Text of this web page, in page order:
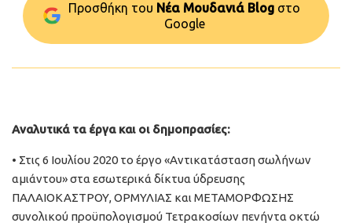
Προσθήκη του Νέα Μουδανιά Blog στo
Google
Αναλυτικά τα έργα και οι δημοπρασίες:
• Στις 6 Ιουλίου 2020 το έργο «Αντικατάσταση σωλήνων
αμιάντου» στα εσωτερικά δίκτυα ύδρευσης
ΠΑΛΑΙΟΚΑΣΤΡΟΥ, ΟΡΜΥΛΙΑΣ και ΜΕΤΑΜΟΡΦΩΣΗΣ
συνολικού προϋπολογισμού Τετρακοσίων πενήντα οκτώ